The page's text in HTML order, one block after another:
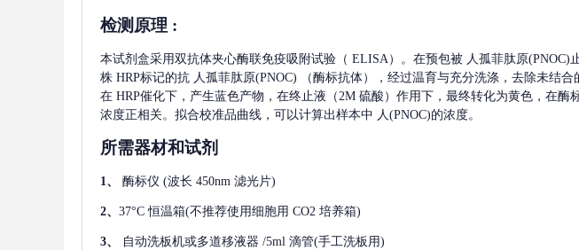
检测原理 :
本试剂盒采用双抗体夹心酶联免疫吸附试验（ ELISA）。在预包被 人孤菲肽原(PNOC)
株 HRP标记的抗 人孤菲肽原(PNOC) （酶标抗体），经过温育与充分洗涤，去除未结
在 HRP催化下，产生蓝色产物，在终止液（2M 硫酸）作用下，最终转化为黄色，在
浓度正相关。拟合校准品曲线，可以计算出样本中 人(PNOC)的浓度。
所需器材和试剂
1、 酶标仪 (波长 450nm 滤光片)
2、 37°C 恒温箱(不推荐使用细胞用 CO2 培养箱)
3、 自动洗板机或多道移液器 /5ml 滴管(手工洗板用)